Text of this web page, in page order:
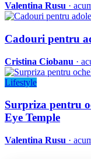
Valentina Rusu ·
Cadouri pentru
Cristina Ciobanu ·
Lifestyle
Surpriza pentru
Eye Temple
Valentina Rusu ·